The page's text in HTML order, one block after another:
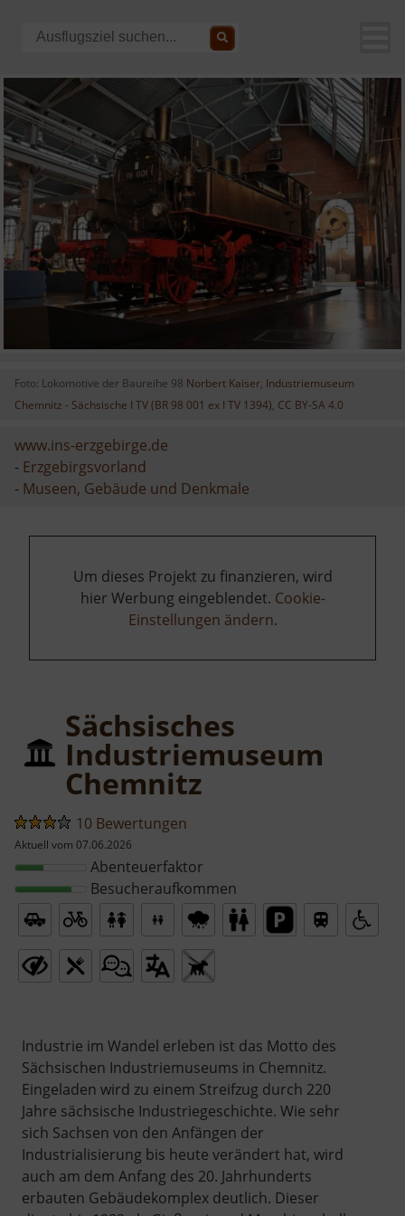
Foto: Lokomotive der Baureihe 98 Norbert Kaiser, Industriemuseum
Chemnitz - Sächsische I TV (BR 98 001 ex I TV 1394), CC BY-SA 4.0
www.ins-erzgebirge.de
- Erzgebirgsvorland
- Museen, Gebäude und Denkmale
Um dieses Projekt zu finanzieren, wird
hier Werbung eingeblendet. Cookie-
Einstellungen ändern.
Sächsisches
Industriemuseum
Chemnitz
10 Bewertungen
Aktuell vom 07.06.2026
Abenteuerfaktor
Besucheraufkommen
Industrie im Wandel erleben ist das Motto des
Sächsischen Industriemuseums in Chemnitz.
Eingeladen wird zu einem Streifzug durch 220
Jahre sächsische Industriegeschichte. Wie sehr
sich Sachsen von den Anfängen der
Industrialisierung bis heute verändert hat, wird
auch am dem Anfang des 20. Jahrhunderts
erbauten Gebäudekomplex deutlich. Dieser